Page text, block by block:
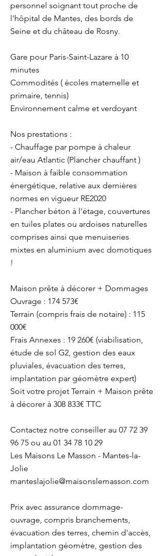
personnel soignant tout proche de
l'hôpital de Mantes, des bords de
Seine et du château de Rosny.
Gare pour Paris-Saint-Lazare à 10
minutes
Commodités ( écoles maternelle et
primaire, tennis)
Environnement calme et verdoyant
Nos prestations :
- Chauffage par pompe à chaleur
air/eau Atlantic (Plancher chauffant )
- Maison à faible consommation
énergétique, relative aux dernières
normes en vigueur RE2020
- Plancher béton à l'étage, couvertures
en tuiles plates ou ardoises naturelles
comprises ainsi que menuiseries
mixtes en aluminium avec domotiques
!
Maison prête à décorer + Dommages
Ouvrage : 174 573€
Terrain (compris frais de notaire) : 115
000€
Frais Annexes : 19 260€ (viabilisation,
étude de sol G2, gestion des eaux
pluviales, évacuation des terres,
implantation par géomètre expert)
Soit votre projet Terrain + Maison prête
à décorer à 308 833€ TTC
Contactez notre conseiller au 07 72 39
96 75 ou au 01 34 78 10 29
Les Maisons Le Masson - Mantes-la-
Jolie
manteslajolie@maisonslemasson.com
Prix avec assurance dommage-
ouvrage, compris branchements,
évacuation des terres, chemin d'accès,
implantation géomètre, gestion des